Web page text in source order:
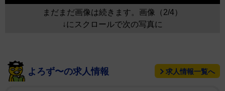
まだまだ画像は続きます。画像（2/4）
↓にスクロールで次の写真に
よろず〜の求人情報 求人情報一覧へ